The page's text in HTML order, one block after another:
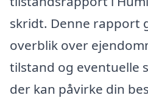
skridt. Denne rapport
overblik over
tilstand og eventuelle
der kan påvirke din